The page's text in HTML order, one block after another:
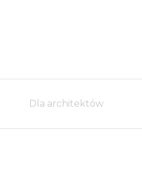
Dla architektów